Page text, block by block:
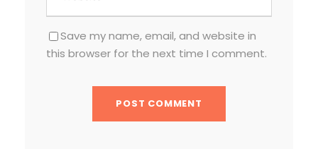
Save my name, email, and website in
this browser for the next time I comment.